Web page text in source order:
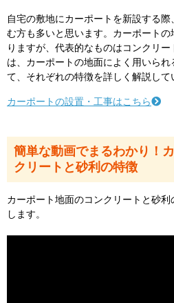
自宅の敷地にカーポートを新設する
む方も多いと思います。カーポート
りますが、代表的なものはコンクリ
は、カーポートの地面によく用いら
て、それぞれの特徴を詳しく解説して
カーポートの設置・工事はこちら
簡単な動画でまるわかり！
クリートと砂利の特徴
カーポート地面のコンクリートと砂
します。